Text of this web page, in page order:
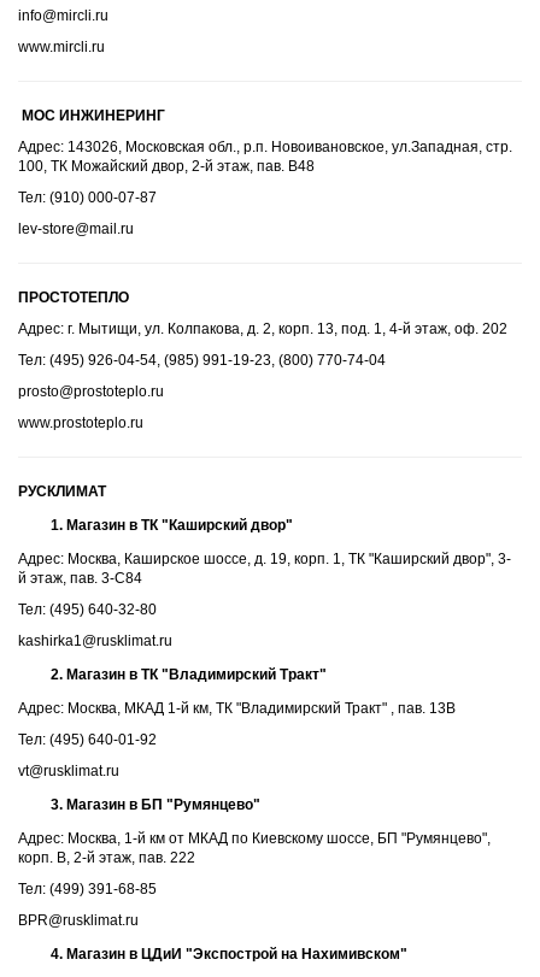
info@mircli.ru
www.mircli.ru
МОС ИНЖИНЕРИНГ
Адрес: 143026, Московская обл., р.п. Новоивановское, ул.Западная, стр.
100, ТК Можайский двор, 2-й этаж, пав. В48
Тел: (910) 000-07-87
lev-store@mail.ru
ПРОСТОТЕПЛО
Адрес: г. Мытищи, ул. Колпакова, д. 2, корп. 13, под. 1, 4-й этаж, оф. 202
Тел: (495) 926-04-54, (985) 991-19-23, (800) 770-74-04
prosto@prostoteplo.ru
www.prostoteplo.ru
РУСКЛИМАТ
Магазин в ТК "Каширский двор"
Адрес: Москва, Каширское шоссе, д. 19, корп. 1, ТК "Каширский двор", 3-
й этаж, пав. 3-С84
Тел: (495) 640-32-80
kashirka1@rusklimat.ru
Магазин в ТК "Владимирский Тракт"
Адрес: Москва, МКАД 1-й км, ТК "Владимирский Тракт" , пав. 13В
Тел: (495) 640-01-92
vt@rusklimat.ru
Магазин в БП "Румянцево"
Адрес: Москва, 1-й км от МКАД по Киевскому шоссе, БП "Румянцево",
корп. В, 2-й этаж, пав. 222
Тел: (499) 391-68-85
BPR@rusklimat.ru
Магазин в ЦДиИ "Экспострой на Нахимивском"